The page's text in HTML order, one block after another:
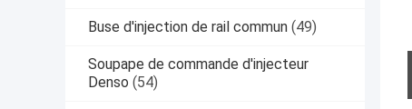
Buse d'injection de rail commun (49)
Soupape de commande d'injecteur
Denso (54)